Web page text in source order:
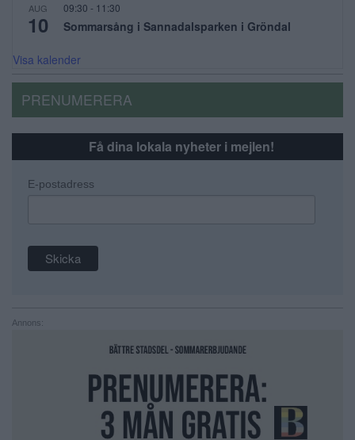
AUG
10
09:30 - 11:30
Sommarsång i Sannadalsparken i Gröndal
Visa kalender
PRENUMERERA
Få dina lokala nyheter i mejlen!
E-postadress
Annons: